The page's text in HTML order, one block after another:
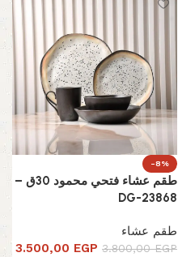
-8%
طقم عشاء فتحي محمود 30ق –
DG-23868
طقم عشاء
3.800,00EGP
3.500,00 EGP